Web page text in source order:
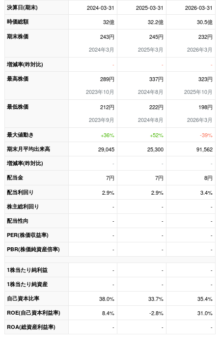
決算日(期末)
2024-03-31 2025-03-31 2026-03-31
時価総額 32億 32.2億 30.5億
期末株価
243円
2024年3月
245円
2025年3月
232円
2026年3月
増減率(昨対比) - - -
最高株価
289円
2023年10月
337円
2024年8月
323円
2025年10月
最低株価
212円
2023年9月
222円
2024年8月
198円
2026年3月
最大値動き +36% +52% -39%
期末月平均出来高 29,045 25,300 91,562
増減率(昨対比) - - -
配当金 7円 7円 8円
配当利回り 2.9% 2.9% 3.4%
株主総利回り - - -
配当性向 - - -
PER(株価収益率) - - -
PBR(株価純資産倍率) - - -
1株当たり純利益 - - -
1株当たり純資産 - - -
自己資本比率 38.0% 33.7% 35.4%
ROE(自己資本利益率) 8.4% -2.8% 31.0%
ROA(総資産利益率) - - -